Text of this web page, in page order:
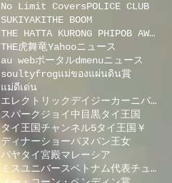
No Limit CoversPOLICE CLUB
SUKIYAKITHE BOOM
THE HATTA KURONG PHIPOB AWARDS
THE虎舞竜Yahooニュース
au webポータルdmenuニュース
soultyfrogแม่ของแผ่นดิน賞
แม่ดีเด่น
エレクトリックデイジーカーニバル（EDC）
スパークジョイ中目黒タイ王国
タイ王国チャンネル5タイ王国￥
ディナーショーパヌパン王女
パヤタイ宮殿マレーシア
ミスユニバースベトナム代表チュオン・ティ・マイ